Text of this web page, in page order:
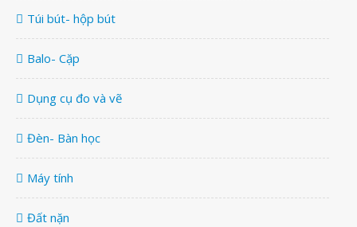
Túi bút- hộp bút
Balo- Cặp
Dụng cụ đo và vẽ
Đèn- Bàn học
Máy tính
Đất nặn